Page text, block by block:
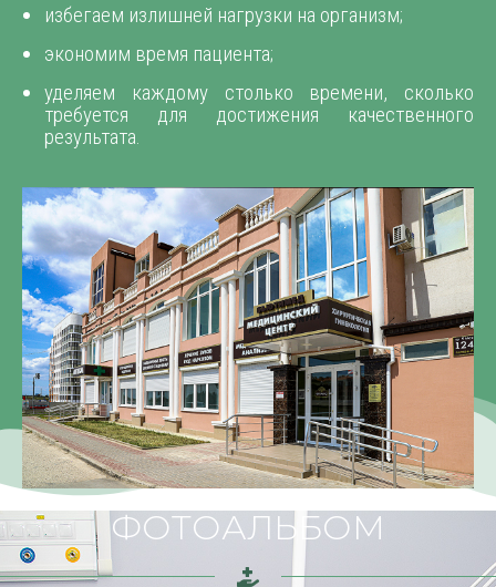
избегаем излишней нагрузки на организм;
экономим время пациента;
уделяем каждому столько времени, сколько
требуется для достижения качественного
результата.
ФОТОАЛЬБОМ